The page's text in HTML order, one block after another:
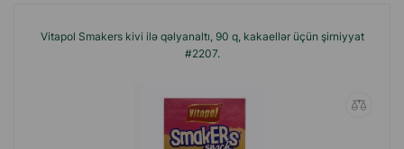
Vitapol Smakers kivi ilə qəlyanaltı, 90 q, kakaellər üçün şirniyyat
#2207.